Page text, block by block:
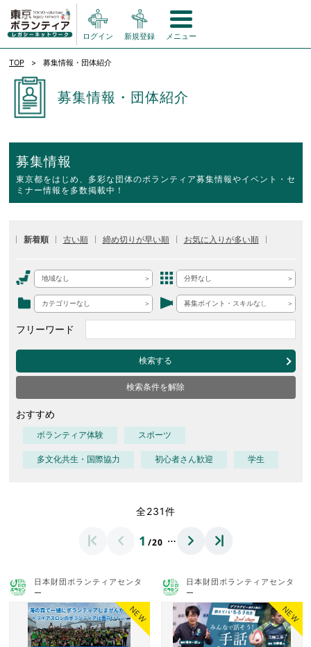
ログイン 新規登録 メニュー
TOP 募集情報・団体紹介
募集情報・団体紹介
募集情報
東京都をはじめ、多彩な団体のボランティア募集情報やイベント・セ
ミナー情報を多数掲載中！
新着順 古い順 締め切りが早い順 お気に入りが多い順
地域なし 分野なし
カテゴリーなし 募集ポイント・スキルなし
フリーワード
検索する
検索条件を解除
おすすめ
ボランティア体験 スポーツ
多文化共生・国際協力 初心者さん歓迎 学生
全231件
1 /20 …
日本財団ボランティアセンタ
ー
NEW
日本財団ボランティアセンタ
ー
NEW